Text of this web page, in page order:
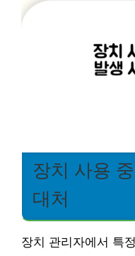
장치 사용
대처
장치 관리자에서 특